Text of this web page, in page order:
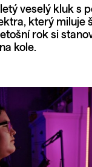
veselý kluk s
který miluje
rok si
kole.